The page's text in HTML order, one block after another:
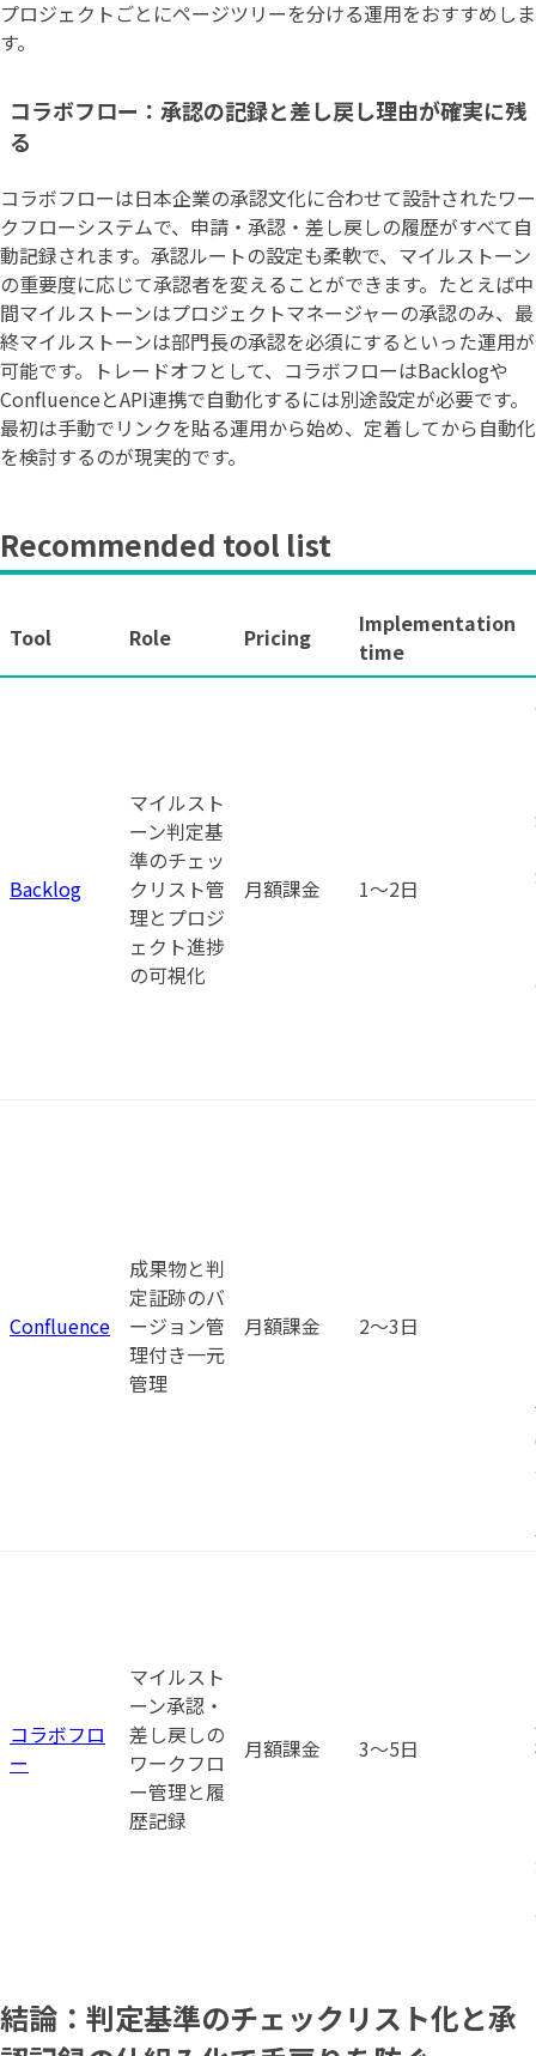
プロジェクトごとにページツリーを分ける運用をおすすめしま
す。
コラボフロー：承認の記録と差し戻し理由が確実に残
る
コラボフローは日本企業の承認文化に合わせて設計されたワー
クフローシステムで、申請・承認・差し戻しの履歴がすべて自
動記録されます。承認ルートの設定も柔軟で、マイルストーン
の重要度に応じて承認者を変えることができます。たとえば中
間マイルストーンはプロジェクトマネージャーの承認のみ、最
終マイルストーンは部門長の承認を必須にするといった運用が
可能です。トレードオフとして、コラボフローはBacklogや
ConfluenceとAPI連携で自動化するには別途設定が必要です。
最初は手動でリンクを貼る運用から始め、定着してから自動化
を検討するのが現実的です。
Recommended tool list
Tool Role Pricing
Implementation
time
Backlog
マイルスト
ーン判定基
準のチェッ
クリスト管
理とプロジ
ェクト進捗
の可視化
月額課金 1〜2日
Confluence
成果物と判
定証跡のバ
ージョン管
理付き一元
管理
月額課金 2〜3日
コラボフロ
ー
マイルスト
ーン承認・
差し戻しの
ワークフロ
ー管理と履
歴記録
月額課金 3〜5日
結論：判定基準のチェックリスト化と承